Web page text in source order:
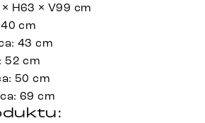
H63 × V99 cm
cm
43 cm
52 cm
50 cm
69 cm